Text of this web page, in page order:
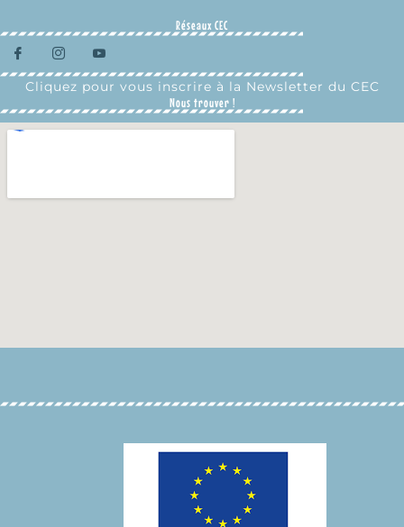
Réseaux CEC
Cliquez pour vous inscrire à la Newsletter du CEC
Nous trouver !